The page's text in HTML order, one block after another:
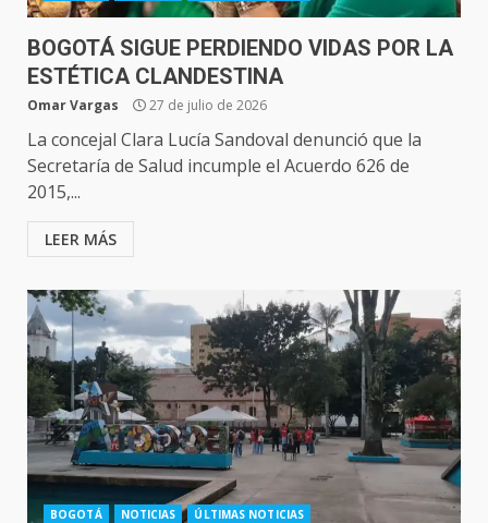
BOGOTÁ SIGUE PERDIENDO VIDAS POR LA
ESTÉTICA CLANDESTINA
Omar Vargas 27 de julio de 2026
La concejal Clara Lucía Sandoval denunció que la
Secretaría de Salud incumple el Acuerdo 626 de
2015,...
LEER MÁS
BOGOTÁ NOTICIAS ÚLTIMAS NOTICIAS